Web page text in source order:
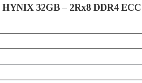
32GB – 2Rx8 DDR4